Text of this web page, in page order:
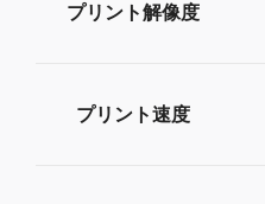
プリント解像度
プリント速度